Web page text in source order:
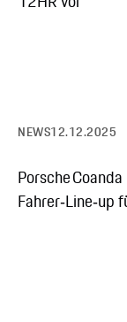
NEWS12.12.2025
Porsche